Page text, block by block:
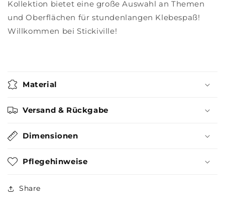
Kollektion bietet eine große Auswahl an Themen
und Oberflächen für stundenlangen Klebespaß!
Willkommen bei Stickiville!
Material
Versand & Rückgabe
Dimensionen
Pflegehinweise
Share